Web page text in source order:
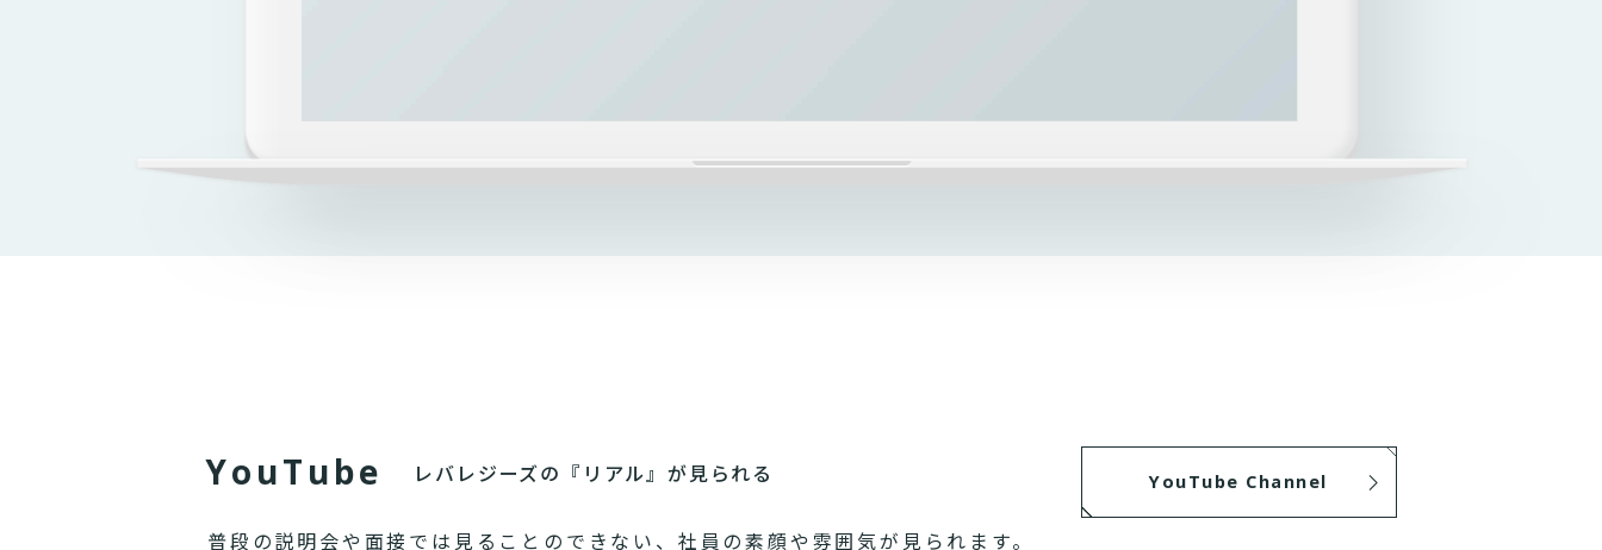
YouTube レバレジーズの『リアル』が見られる
普段の説明会や面接では見ることのできない、社員の素顔や雰囲気が見られます。
YouTube Channel